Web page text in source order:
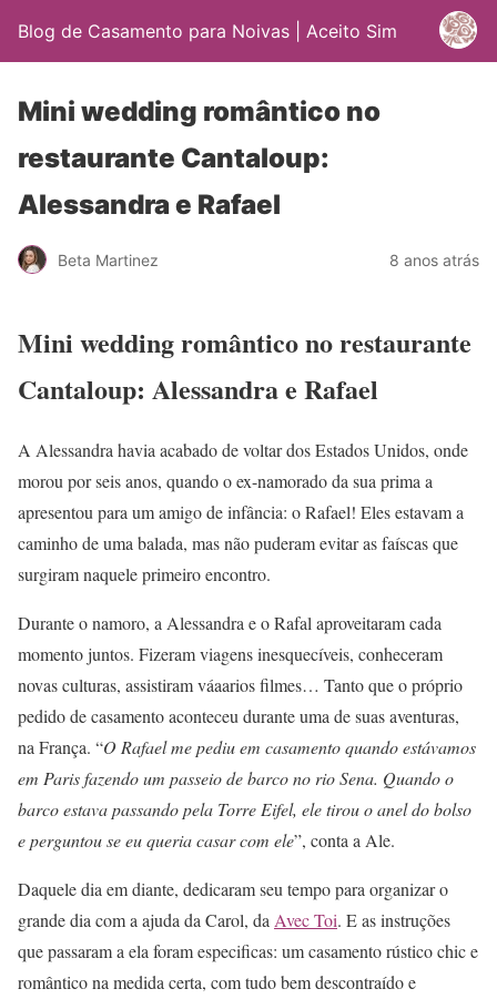
Blog de Casamento para Noivas | Aceito Sim
Mini wedding romântico no
restaurante Cantaloup:
Alessandra e Rafael
Beta Martinez 8 anos atrás
Mini wedding romântico no restaurante
Cantaloup: Alessandra e Rafael
A Alessandra havia acabado de voltar dos Estados Unidos, onde
morou por seis anos, quando o ex-namorado da sua prima a
apresentou para um amigo de infância: o Rafael! Eles estavam a
caminho de uma balada, mas não puderam evitar as faíscas que
surgiram naquele primeiro encontro.
Durante o namoro, a Alessandra e o Rafal aproveitaram cada
momento juntos. Fizeram viagens inesquecíveis, conheceram
novas culturas, assistiram váaarios filmes… Tanto que o próprio
pedido de casamento aconteceu durante uma de suas aventuras,
na França. “O Rafael me pediu em casamento quando estávamos
em Paris fazendo um passeio de barco no rio Sena. Quando o
barco estava passando pela Torre Eifel, ele tirou o anel do bolso
e perguntou se eu queria casar com ele”, conta a Ale.
Daquele dia em diante, dedicaram seu tempo para organizar o
grande dia com a ajuda da Carol, da Avec Toi. E as instruções
que passaram a ela foram especificas: um casamento rústico chic e
romântico na medida certa, com tudo bem descontraído e